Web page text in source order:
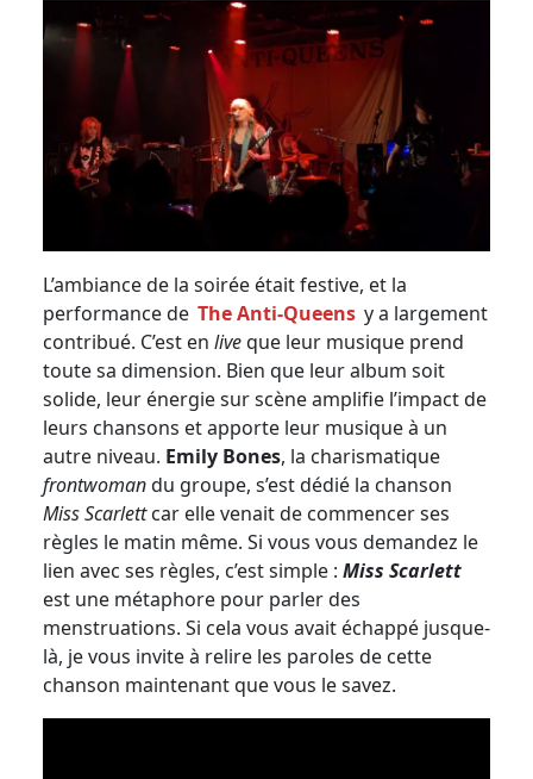
L’ambiance de la soirée était festive, et la
performance de The Anti-Queens y a largement
contribué. C’est en liveque leur musique prend
toute sa dimension. Bien que leur album soit
solide, leur énergie sur scène amplifie l’impact de
leurs chansons et apporte leur musique à un
autre niveau. Emily Bones, la charismatique
frontwomandu groupe, s’est dédié la chanson
Miss Scarlettcar elle venait de commencer ses
règles le matin même. Si vous vous demandez le
lien avec ses règles, c’est simple : Miss Scarlett
est une métaphore pour parler des
menstruations. Si cela vous avait échappé jusque-
là, je vous invite à relire les paroles de cette
chanson maintenant que vous le savez.